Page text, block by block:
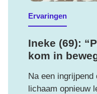
Ervaringen
Ineke (69):
kom in
Na een
lichaam opnieuw